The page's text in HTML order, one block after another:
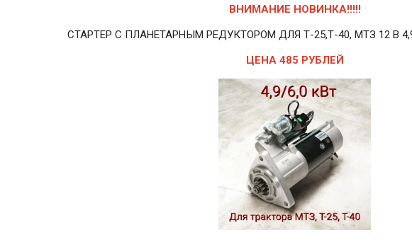
ВНИМАНИЕ НОВИНКА!!!!!
СТАРТЕР С ПЛАНЕТАРНЫМ РЕДУКТОРОМ ДЛЯ Т-25,Т-40, МТЗ 12 В
ЦЕНА 485 РУБЛЕЙ